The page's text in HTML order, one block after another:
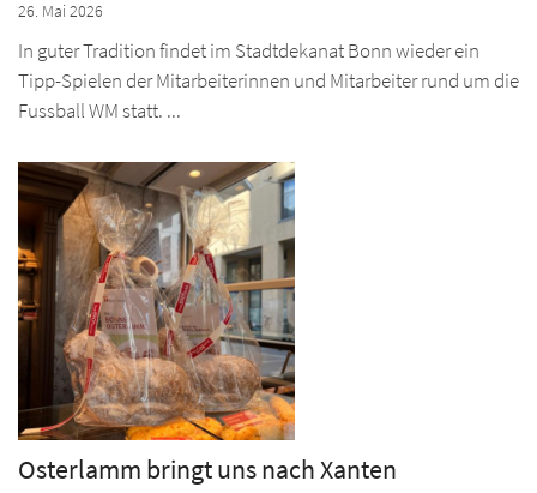
26. Mai 2026
In guter Tradition findet im Stadtdekanat Bonn wieder ein
Tipp-Spielen der Mitarbeiterinnen und Mitarbeiter rund um die
Fussball WM statt. ...
Osterlamm bringt uns nach Xanten